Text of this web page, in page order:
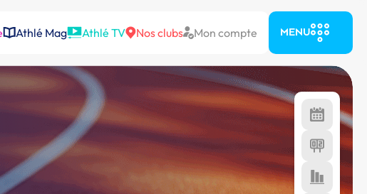
Athlé Mag Athlé TV Nos clubs Mon compte MENU